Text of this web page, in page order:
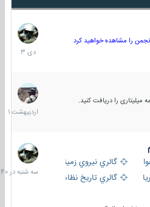
را مشاهده خواهید کرد
22
دی
1403
را دریافت کنید.
30
1401
گالري نيروي زميني
گالري تاریخ نظامی
سه
شنبه
در